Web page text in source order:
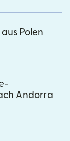
Polen
Andorra